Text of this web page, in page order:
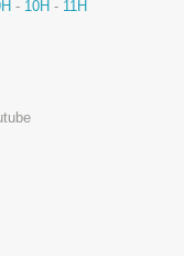
- 10H - 11H